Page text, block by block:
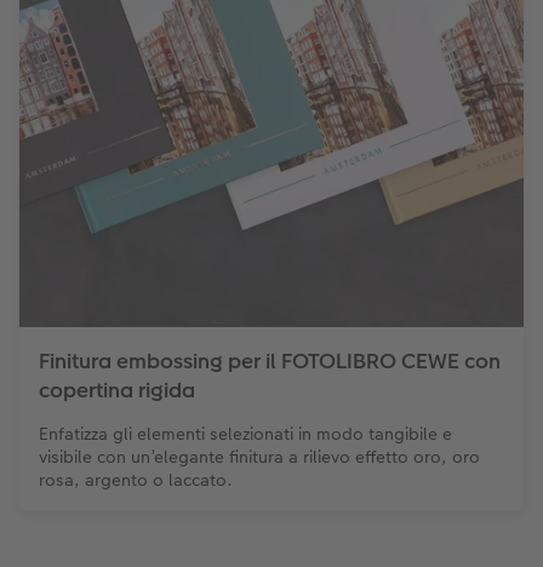
Finitura embossing per il FOTOLIBRO CEWE con
copertina rigida
Enfatizza gli elementi selezionati in modo tangibile e
visibile con un’elegante finitura a rilievo effetto oro, oro
rosa, argento o laccato.